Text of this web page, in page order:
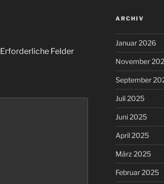
Erforderliche Felder
ARCHIV
Januar 2026
November
September
Juli 2025
Juni 2025
April 2025
März 2025
Februar 2025